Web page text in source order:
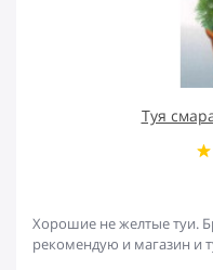
Туя
Хорошие не желтые туи.
рекомендую и магазин и